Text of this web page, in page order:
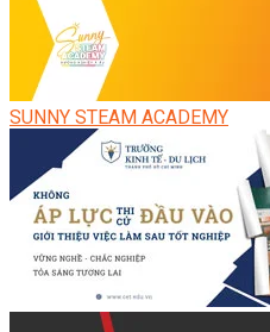
SUNNY STEAM ACADEMY